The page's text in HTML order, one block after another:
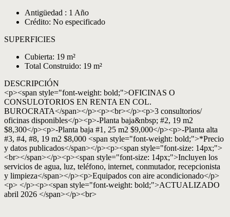
Antigüedad : 1 Año
Crédito: No especificado
SUPERFICIES
Cubierta: 19 m²
Total Construido: 19 m²
DESCRIPCIÓN
<p><span style="font-weight: bold;">OFICINAS O
CONSULOTORIOS EN RENTA EN COL.
BUROCRATA</span></p><p><br></p><p>3 consultorios/
oficinas disponibles</p><p>-Planta baja&nbsp; #2, 19 m2
$8,300</p><p>-Planta baja #1, 25 m2 $9,000</p><p>-Planta alta
#3, #4, #8, 19 m2 $8,000 <span style="font-weight: bold;">*Precio
y datos publicados</span></p><p><span style="font-size: 14px;">
<br></span></p><p><span style="font-size: 14px;">Incluyen los
servicios de agua, luz, teléfono, internet, conmutador, recepcionista
y limpieza</span></p><p>Equipados con aire acondicionado</p>
<p> </p><p><span style="font-weight: bold;">ACTUALIZADO
abril 2026 </span></p><br>